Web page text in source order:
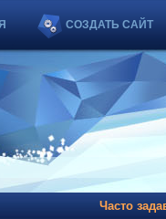
СОЗДАТЬ САЙТ
Часто